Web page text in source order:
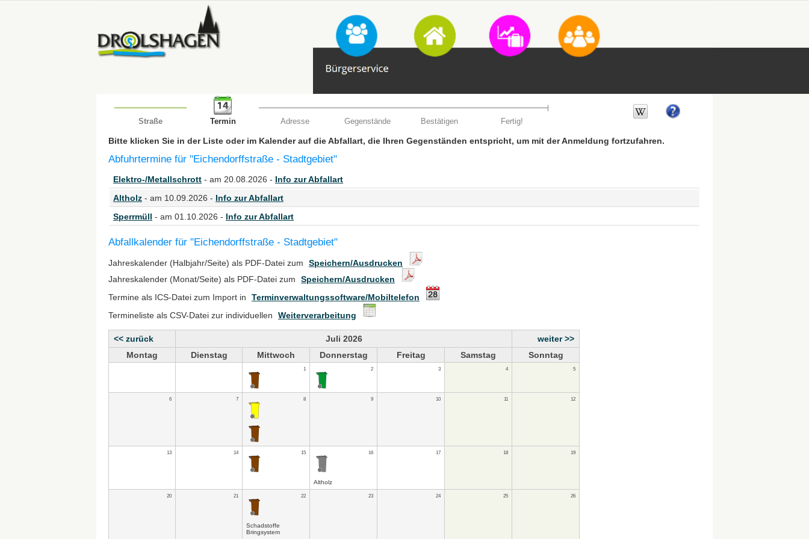
Straße Termin Adresse Gegenstände Bestätigen Fertig!
Bitte klicken Sie in der Liste oder im Kalender auf die Abfallart, die Ihren Gegenständen entspricht, um mit der Anmeldung fortzufahren.
Abfuhrtermine für "Eichendorffstraße - Stadtgebiet"
Elektro-/Metallschrott - am 20.08.2026 - Info zur Abfallart
Altholz - am 10.09.2026 - Info zur Abfallart
Sperrmüll - am 01.10.2026 - Info zur Abfallart
Abfallkalender für "Eichendorffstraße - Stadtgebiet"
Jahreskalender (Halbjahr/Seite) als PDF-Datei zum
Speichern/Ausdrucken
Jahreskalender (Monat/Seite) als PDF-Datei zum
Speichern/Ausdrucken
Termine als ICS-Datei zum Import in
Terminverwaltungssoftware/Mobiltelefon
Termineliste als CSV-Datei zur individuellen
Weiterverarbeitung
<< zurück Juli 2026
weiter >>
Montag
Dienstag Mittwoch Donnerstag Freitag Samstag Sonntag
1 2 3 4 5
6 7 8 9 10 11 12
13 14 15 16
Altholz
17 18 19
20 21 22
Schadstoffe
Bringsystem
23 24 25 26